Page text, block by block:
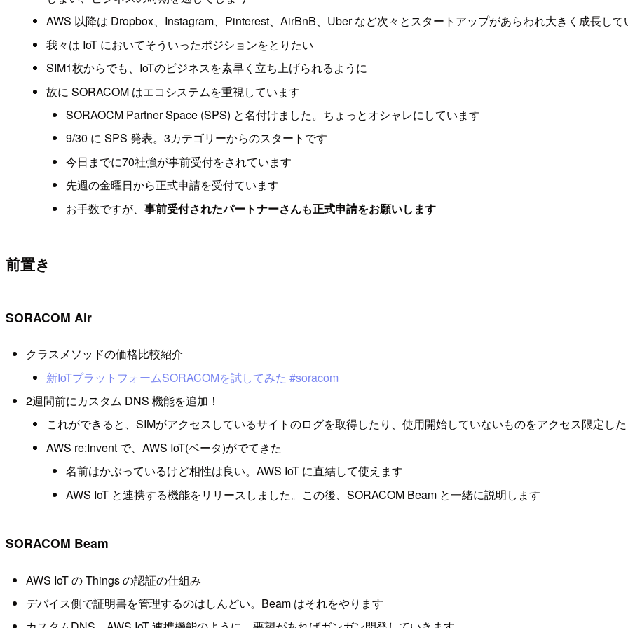
AWS 以降は Dropbox、Instagram、Pinterest、AirBnB、Uber など次々とスタートアップがあらわれ大きく成長して
我々は IoT においてそういったポジションをとりたい
SIM1枚からでも、IoTのビジネスを素早く立ち上げられるように
故に SORACOM はエコシステムを重視しています
SORAOCM Partner Space (SPS) と名付けました。ちょっとオシャレにしています
9/30 に SPS 発表。3カテゴリーからのスタートです
今日までに70社強が事前受付をされています
先週の金曜日から正式申請を受付ています
お手数ですが、事前受付されたパートナーさんも正式申請をお願いします
前置き
SORACOM Air
クラスメソッドの価格比較紹介
新IoTプラットフォームSORACOMを試してみた #soracom
2週間前にカスタム DNS 機能を追加！
これができると、SIMがアクセスしているサイトのログを取得したり、使用開始していないものをアクセス限定し
AWS re:Invent で、AWS IoT(ベータ)がでてきた
名前はかぶっているけど相性は良い。AWS IoT に直結して使えます
AWS IoT と連携する機能をリリースしました。この後、SORACOM Beam と一緒に説明します
SORACOM Beam
AWS IoT の Things の認証の仕組み
デバイス側で証明書を管理するのはしんどい。Beam はそれをやります